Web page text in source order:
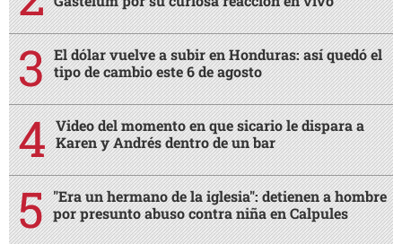
El dólar vuelve a subir en Honduras: así quedó el
tipo de cambio este 6 de agosto
Video del momento en que sicario le dispara a
Karen y Andrés dentro de un bar
"Era un hermano de la iglesia": detienen a hombre
por presunto abuso contra niña en Calpules